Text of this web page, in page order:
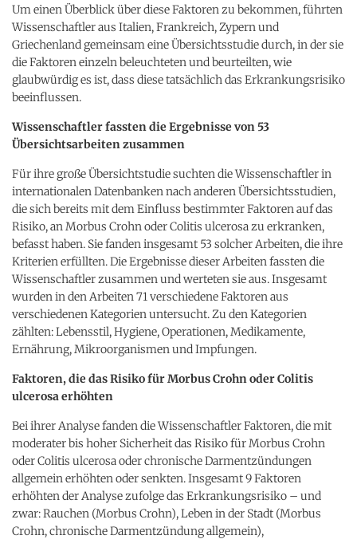
Um einen Überblick über diese Faktoren zu bekommen, führten
Wissenschaftler aus Italien, Frankreich, Zypern und
Griechenland gemeinsam eine Übersichtsstudie durch, in der sie
die Faktoren einzeln beleuchteten und beurteilten, wie
glaubwürdig es ist, dass diese tatsächlich das Erkrankungsrisiko
beeinflussen.
Wissenschaftler fassten die Ergebnisse von 53
Übersichtsarbeiten zusammen
Für ihre große Übersichtstudie suchten die Wissenschaftler in
internationalen Datenbanken nach anderen Übersichtsstudien,
die sich bereits mit dem Einfluss bestimmter Faktoren auf das
Risiko, an Morbus Crohn oder Colitis ulcerosa zu erkranken,
befasst haben. Sie fanden insgesamt 53 solcher Arbeiten, die ihre
Kriterien erfüllten. Die Ergebnisse dieser Arbeiten fassten die
Wissenschaftler zusammen und werteten sie aus. Insgesamt
wurden in den Arbeiten 71 verschiedene Faktoren aus
verschiedenen Kategorien untersucht. Zu den Kategorien
zählten: Lebensstil, Hygiene, Operationen, Medikamente,
Ernährung, Mikroorganismen und Impfungen.
Faktoren, die das Risiko für Morbus Crohn oder Colitis
ulcerosa erhöhten
Bei ihrer Analyse fanden die Wissenschaftler Faktoren, die mit
moderater bis hoher Sicherheit das Risiko für Morbus Crohn
oder Colitis ulcerosa oder chronische Darmentzündungen
allgemein erhöhten oder senkten. Insgesamt 9 Faktoren
erhöhten der Analyse zufolge das Erkrankungsrisiko – und
zwar: Rauchen (Morbus Crohn), Leben in der Stadt (Morbus
Crohn, chronische Darmentzündung allgemein),